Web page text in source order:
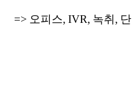
=> 오피스, IVR, 녹취, 단